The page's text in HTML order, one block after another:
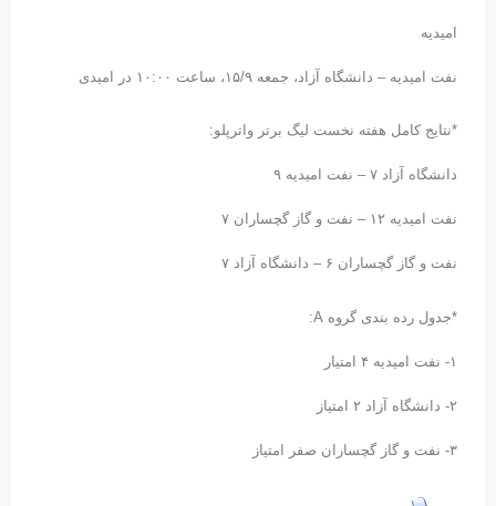
امیدیه
نفت امیدیه – دانشگاه آزاد، جمعه ۱۵/۹، ساعت ۱۰:۰۰ در امیدی
*نتایج کامل هفته نخست لیگ برتر واترپلو:
دانشگاه آزاد ۷ – نفت امیدیه ۹
نفت امیدیه ۱۲ – نفت و گاز گچساران ۷
نفت و گاز گچساران ۶ – دانشگاه آزاد ۷
*جدول رده بندی گروه A:
۲- دانشگاه آزاد ۲ امتیاز
۳- نفت و گاز گچساران صفر امتیاز